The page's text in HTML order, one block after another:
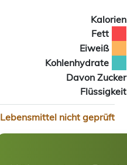
Kalorien
Fett
Eiweiß
Kohlenhydrate
Davon Zucker
Flüssigkeit
Lebensmittel nicht geprüft